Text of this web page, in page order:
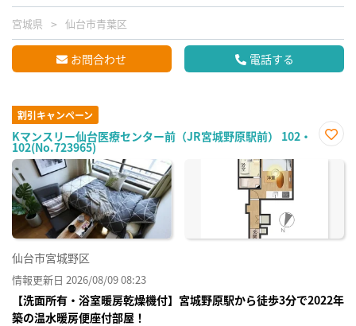
宮城県 仙台市青葉区
お問合わせ 電話する
割引キャンペーン
Kマンスリー仙台医療センター前（JR宮城野原駅前） 102・
102(No.723965)
に入
仙台市宮城野区
情報更新日 2026/08/09 08:23
【洗面所有・浴室暖房乾燥機付】宮城野原駅から徒歩3分で2022年
築の温水暖房便座付部屋！